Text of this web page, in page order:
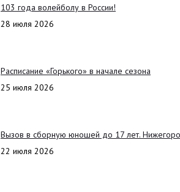
103 года волейболу в России!
28 июля 2026
Расписание «Горького» в начале сезона
25 июля 2026
Вызов в сборную юношей до 17 лет.
22 июля 2026